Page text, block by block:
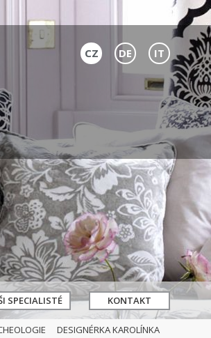
CZ DE IT
SPECIALISTÉ KONTAKT
DESIGNÉRKA KAROLÍNKA